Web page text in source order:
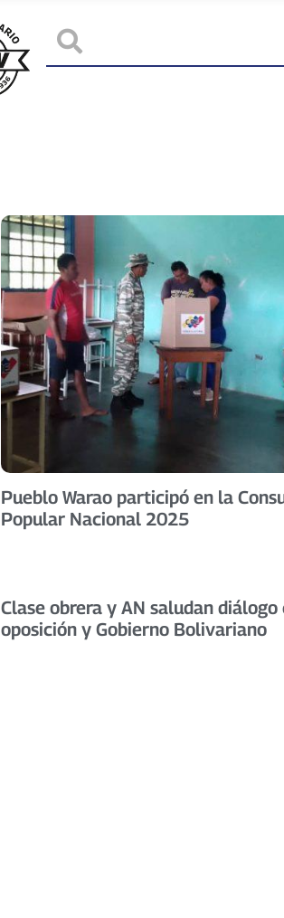
Pueblo Warao participó en la
Popular Nacional 2025
Clase obrera y AN saludan
oposición y Gobierno Bolivariano